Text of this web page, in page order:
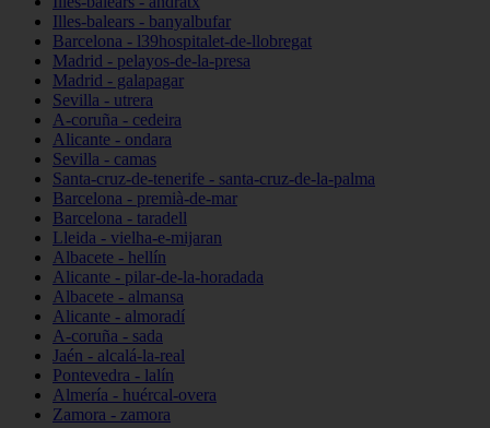
Illes-balears - banyalbufar
Barcelona - l39hospitalet-de-llobregat
Madrid - pelayos-de-la-presa
Madrid - galapagar
Sevilla - utrera
A-coruña - cedeira
Alicante - ondara
Sevilla - camas
Santa-cruz-de-tenerife - santa-cruz-de-la-palma
Barcelona - premià-de-mar
Barcelona - taradell
Lleida - vielha-e-mijaran
Albacete - hellín
Alicante - pilar-de-la-horadada
Albacete - almansa
Alicante - almoradí
A-coruña - sada
Jaén - alcalá-la-real
Pontevedra - lalín
Almería - huércal-overa
Zamora - zamora